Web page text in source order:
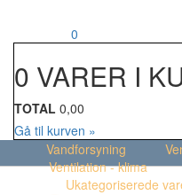
0
0 VARER I
TOTAL 0,00
Gå til kurven »
Vandforsyning
Ventilation - klima
Ukategoriserede